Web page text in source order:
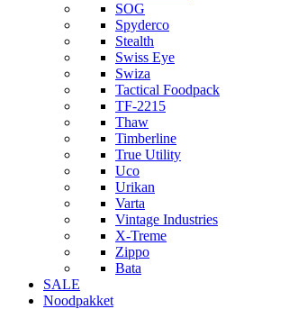
SOG
Spyderco
Stealth
Swiss Eye
Swiza
Tactical Foodpack
TF-2215
Thaw
Timberline
True Utility
Uco
Urikan
Varta
Vintage Industries
X-Treme
Zippo
Bata
SALE
Noodpakket